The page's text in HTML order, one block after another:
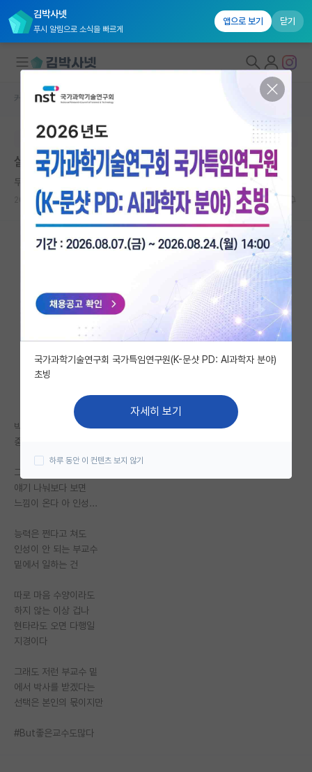
김박사넷
푸시 알림으로 소식을 빠르게
앱으로 보기 닫기
연구실&오픈랩
커뮤니티
커뮤니티 홈
IF 명예의전당
자유 게시판(아무개랩)
미국 유학 게시판
미국 대학원 합격 후기 게시판
대학원생 모집 게시판
연구실(PI) 홍보 게시판
석박사 채용 정보 게시판
임용 정보 게시판
학부 인턴 게시판
취업 게시판
임용 후기 게시판
PI 전용 게시판
인문사회 계열 게시판
특수/전문대학원 게시판
반도체/AI 게시판
커뮤니티 홈 자유 게시판(아무개랩)
본문이 수정되지 않는 박제글입니다.
실적으로도 숨기지 못 하는 것들
무심한 가브리엘 마르케스
2025.02.05 20 5944
박사 받고 논문 실적?
중요하다.
그러나 사회물 좀 먹고
얘기 나눠보다 보면
느낌이 온다 아 인성...
능력은 쩐다고 쳐도
인성이 안 되는 부교수
밑에서 일하는 건
따로 마음 수양이라도
하지 않는 이상 겁나
현타라도 오면 다행일
지경이다
그래도 저런 부교수 밑
에서 박사를 받겠다는
선택은 본인의 몫이지만
#But좋은교수도많다
국가과학기술연구회 국가특임연구원(K-문샷 PD: AI과학자 분야)
초빙
자세히 보기
하루 동안 이 컨텐츠 보지 않기